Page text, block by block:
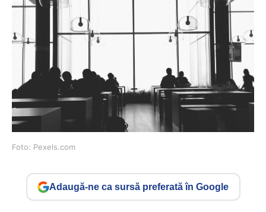
Foto: Pexels.com
Adaugă-ne ca sursă preferată în Google